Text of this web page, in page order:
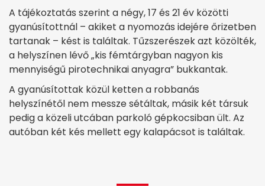
A tájékoztatás szerint a négy, 17 és 21 év közötti
gyanúsítottnál – akiket a nyomozás idejére őrizetben
tartanak – kést is találtak. Tűzszerészek azt közölték,
a helyszínen lévő „kis fémtárgyban nagyon kis
mennyiségű pirotechnikai anyagra” bukkantak.
A gyanúsítottak közül ketten a robbanás
helyszínétől nem messze sétáltak, másik két társuk
pedig a közeli utcában parkoló gépkocsiban ült. Az
autóban két kés mellett egy kalapácsot is találtak.